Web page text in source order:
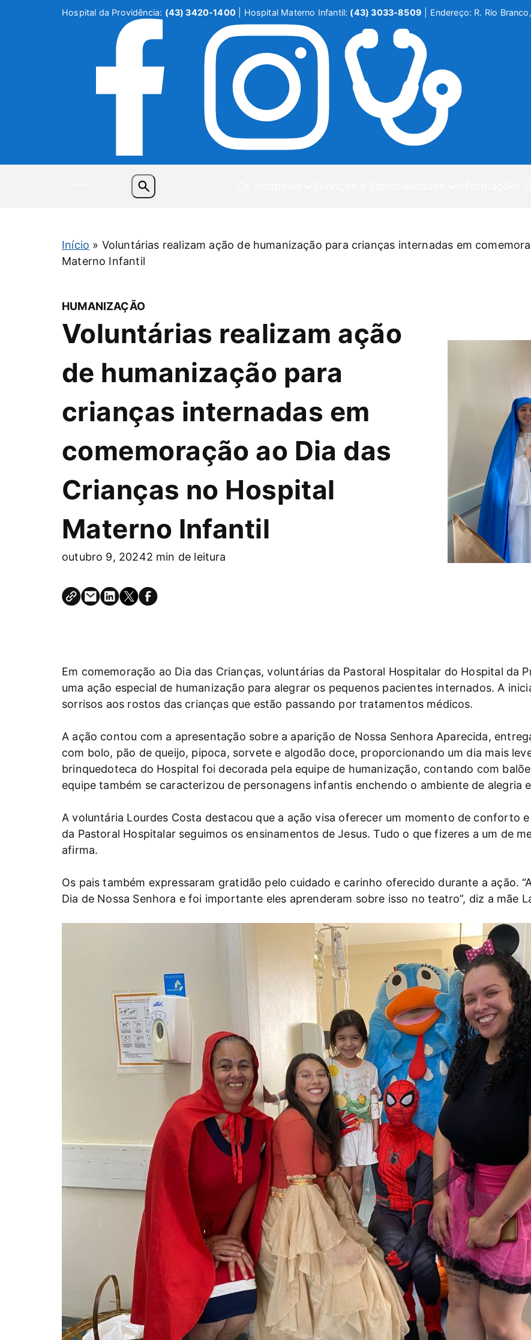
Hospital da Providência: (43) 3420-1400 | Hospital Materno Infantil: (43) 3033-8509 Endereço: R. Rio
Início » Voluntárias realizam ação de humanização para crianças internadas em
Materno Infantil
HUMANIZAÇÃO
Voluntárias realizam ação
de humanização para
crianças internadas em
comemoração ao Dia das
Crianças no Hospital
Materno Infantil
outubro 9, 20242 min de leitura
Em comemoração ao Dia das Crianças, voluntárias da Pastoral Hospitalar do Hospital da
uma ação especial de humanização para alegrar os pequenos pacientes internados. A
sorrisos aos rostos das crianças que estão passando por tratamentos médicos.
A ação contou com a apresentação sobre a aparição de Nossa Senhora Aparecida,
com bolo, pão de queijo, pipoca, sorvete e algodão doce, proporcionando um dia mais
brinquedoteca do Hospital foi decorada pela equipe de humanização, contando com
equipe também se caracterizou de personagens infantis enchendo o ambiente de alegria
A voluntária Lourdes Costa destacou que a ação visa oferecer um momento de conforto
da Pastoral Hospitalar seguimos os ensinamentos de Jesus. Tudo o que fizeres a um de
afirma.
Os pais também expressaram gratidão pelo cuidado e carinho oferecido durante a ação.
Dia de Nossa Senhora e foi importante eles aprenderam sobre isso no teatro”, diz a mãe